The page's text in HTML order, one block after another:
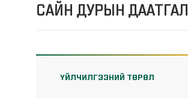
САЙН ДУРЫН ДААТГАЛ
ҮЙЛЧИЛГЭЭНИЙ ТӨРӨЛ